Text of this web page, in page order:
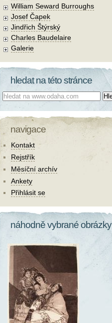
William Seward Burroughs
Josef Čapek
Jindřich Štýrský
Charles Baudelaire
Galerie
hledat na této stránce
Co hledat:
navigace
Kontakt
Rejstřík
Měsíční archív
Ankety
Přihlásit se
náhodně vybrané obrázky